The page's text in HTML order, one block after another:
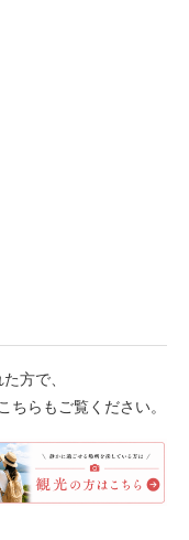
方で、
ちらもご覧ください。